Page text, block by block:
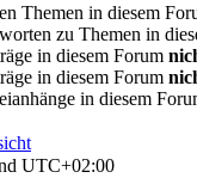
Themen in diesem
zu Themen in
in diesem Forum
in diesem Forum
in diesem
UTC+02:00